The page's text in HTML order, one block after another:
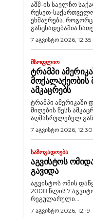
აშშ-ის საელჩო
რუსეთ-
ეხმაურება. როგორც მათ მიერ გავრცელებულ
განცხადებაშია
7 აგვისტო 2026, 12:35
ᲛᲡᲝᲤᲚᲘᲝ
ᲢᲠᲐᲛᲞᲘ
ᲛᲝᲥᲐᲚᲐᲥᲔᲝᲑᲘᲡ
ᲐᲛᲙᲐᲪᲠᲔᲑᲡ
ტრამპი ამერიკაში
მიღების წესს
აღმასრულებელ
7 აგვისტო 2026, 12:30
ᲡᲐᲖᲝᲒᲐᲓᲝᲔᲑᲐ
ᲐᲒᲕᲘᲡᲢᲝᲡ
ᲒᲐᲕᲘᲓᲐ
აგვისტოს ომის
2008 წლის 7
რეგულარული...
7 აგვისტო 2026, 12:19